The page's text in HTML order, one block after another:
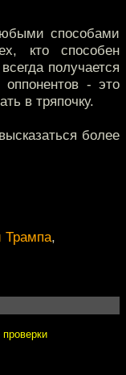
способами
кто способен
получается
- это
в тряпочку.
более
Трампа,